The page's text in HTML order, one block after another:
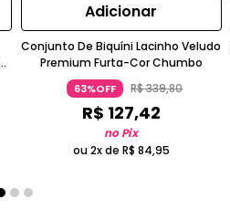
Adicionar
Conjunto De Biquíni Lacinho Veludo
Premium Furta-Cor Chumbo
63%OFF R$339,80
R$ 127,42
no Pix
ou 2x de R$ 84,95